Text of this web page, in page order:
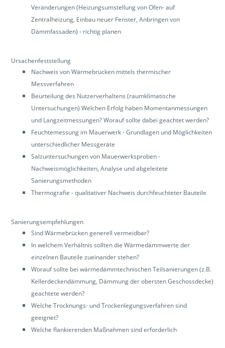
Veränderungen (Heizungsumstellung von Ofen- auf
Zentralheizung, Einbau neuer Fenster, Anbringen von
Dämmfassaden) - richtig planen
Ursachenfeststellung
Nachweis von Wärmebrücken mittels thermischer
Messverfahren
Beurteilung des Nutzerverhaltens (raumklimatische
Untersuchungen) Welchen Erfolg haben Momentanmessungen
und Langzeitmessungen? Worauf sollte dabei geachtet werden?
Feuchtemessung im Mauerwerk - Grundlagen und Möglichkeiten
unterschiedlicher Messgeräte
Salzuntersuchungen von Mauerwerksproben -
Nachweismöglichkeiten, Analyse und abgeleitete
Sanierungsmethoden
Thermografie - qualitativer Nachweis durchfeuchteter Bauteile
Sanierungsempfehlungen
Sind Wärmebrücken generell vermeidbar?
In welchem Verhältnis sollten die Wärmedämmwerte der
einzelnen Bauteile zueinander stehen?
Worauf sollte bei wärmedämmtechnischen Teilsanierungen (z.B.
Kellerdeckendämmung, Dämmung der obersten Geschossdecke)
geachtete werden?
Welche Trocknungs- und Trockenlegungsverfahren sind
geeignet?
Welche flankierenden Maßnahmen sind erforderlich